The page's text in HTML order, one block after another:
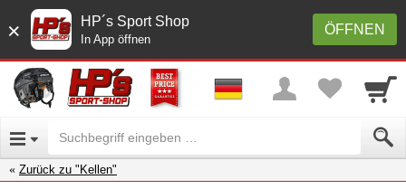
× ÖFFNEN
HP´s Sport Shop
In App öffnen
Zurück zu "Kellen"